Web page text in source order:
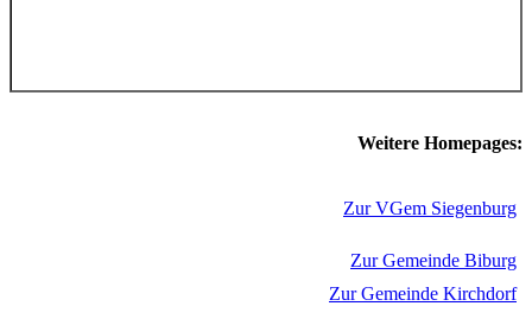
Weitere Homepages:
Zur VGem Siegenburg
Zur Gemeinde Biburg
Zur Gemeinde Kirchdorf